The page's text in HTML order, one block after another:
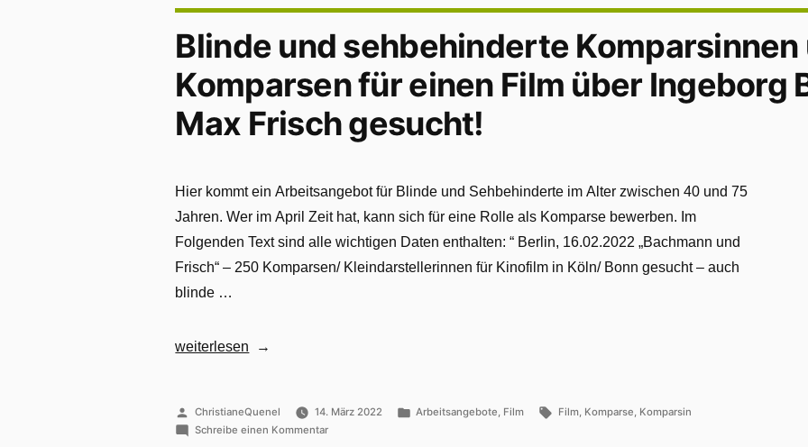
Blinde und sehbehinderte Komparsinnen
Komparsen für einen Film über Ingeborg
Max Frisch gesucht!
Hier kommt ein Arbeitsangebot für Blinde und Sehbehinderte im Alter zwischen 40 und 75
Jahren. Wer im April Zeit hat, kann sich für eine Rolle als Komparse bewerben. Im
Folgenden Text sind alle wichtigen Daten enthalten: “ Berlin, 16.02.2022 „Bachmann und
Frisch“ – 250 Komparsen/ Kleindarstellerinnen für Kinofilm in Köln/ Bonn gesucht – auch
blinde …
„Blinde
Komparsinnen
weiterlesen
Veröffentlicht
von
ChristianeQuenel 14. März 2022
Veröffentlicht
Arbeitsangebote, Film Schlagwörter:
Film, Komparse, Komparsin
Schreibe einen Kommentarzu